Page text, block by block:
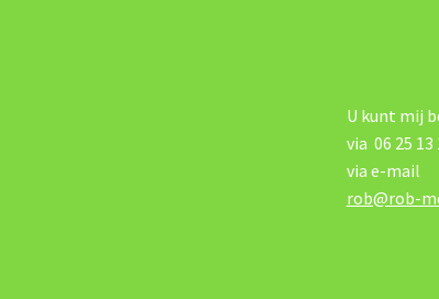
U kunt mij
via 06 25 13
via e-mail
rob@rob-